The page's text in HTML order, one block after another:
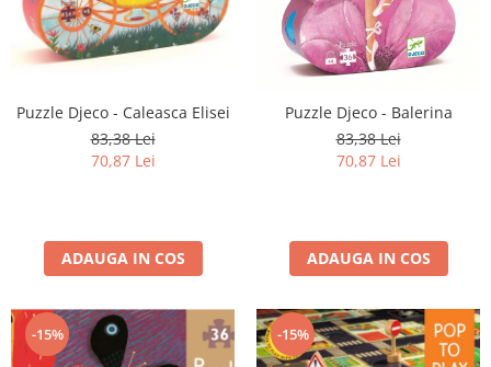
Puzzle Djeco - Caleasca Elisei
83,38 Lei
70,87 Lei
ADAUGA IN COS
Puzzle Djeco - Balerina
83,38 Lei
70,87 Lei
ADAUGA IN COS
-15% -15%